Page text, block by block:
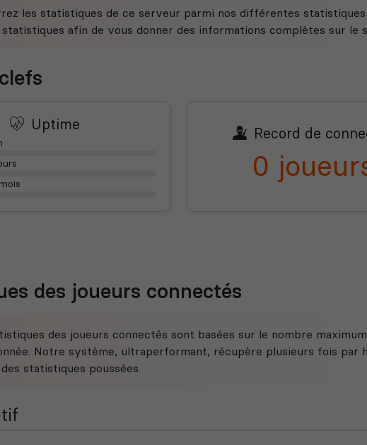
les statistiques de ce serveur parmi nos différentes
statistiques afin de vous donner des informations complètes sur le
Uptime
Record de
0
des joueurs connectés
des joueurs connectés sont basées sur le nombre
Notre système, ultraperformant, récupère plusieurs fois par
statistiques poussées.